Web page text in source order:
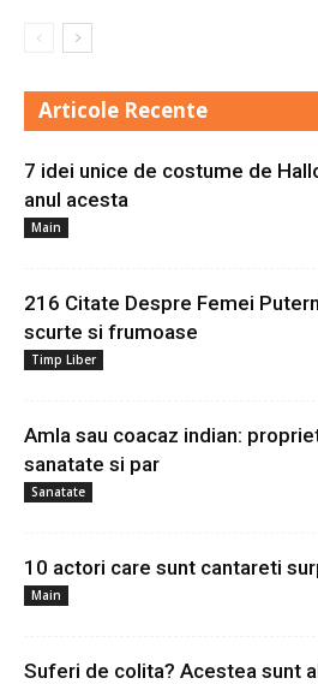
Articole Recente
7 idei unice de costume de
anul acesta
Main
216 Citate Despre Femei
scurte si frumoase
Timp Liber
Amla sau coacaz indian:
sanatate si par
Sanatate
10 actori care sunt cantareti
Main
Suferi de colita? Acestea sunt